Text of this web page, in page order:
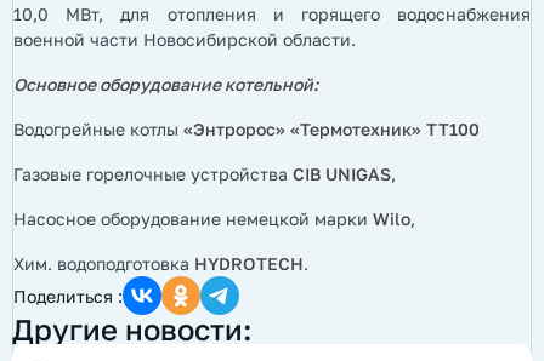
10,0 МВт, для отопления и горящего водоснабжения
военной части Новосибирской области.
Основное оборудование котельной:
Водогрейные котлы «Энтророс» «Термотехник» ТТ100
Газовые горелочные устройства CIB UNIGAS,
Насосное оборудование немецкой марки Wilo,
Хим. водоподготовка HYDROTECH.
Поделиться :
Другие новости: